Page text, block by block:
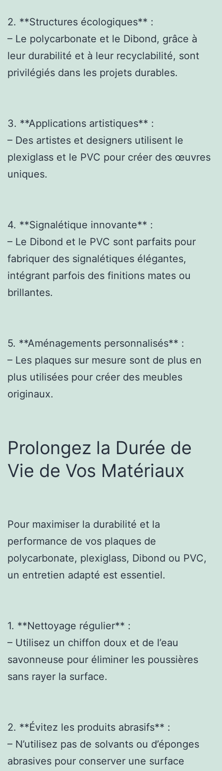
2. **Structures écologiques** :
– Le polycarbonate et le Dibond, grâce à
leur durabilité et à leur recyclabilité, sont
privilégiés dans les projets durables.
3. **Applications artistiques** :
– Des artistes et designers utilisent le
plexiglass et le PVC pour créer des œuvres
uniques.
4. **Signalétique innovante** :
– Le Dibond et le PVC sont parfaits pour
fabriquer des signalétiques élégantes,
intégrant parfois des finitions mates ou
brillantes.
5. **Aménagements personnalisés** :
– Les plaques sur mesure sont de plus en
plus utilisées pour créer des meubles
originaux.
Prolongez la Durée de
Vie de Vos Matériaux
Pour maximiser la durabilité et la
performance de vos plaques de
polycarbonate, plexiglass, Dibond ou PVC,
un entretien adapté est essentiel.
1. **Nettoyage régulier** :
– Utilisez un chiffon doux et de l’eau
savonneuse pour éliminer les poussières
sans rayer la surface.
2. **Évitez les produits abrasifs** :
– N’utilisez pas de solvants ou d’éponges
abrasives pour conserver une surface